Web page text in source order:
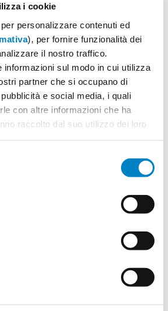
i cookie
personalizzare contenuti ed
), per fornire funzionalità dei
il nostro traffico.
informazioni sul modo in cui utilizza
partner che si occupano di
e social media, i quali
con altre informazioni che ha
raccolto dal suo utilizzo dei loro
il colore:
/ grafica (opzionale)
logo o grafica adesso? Potrai